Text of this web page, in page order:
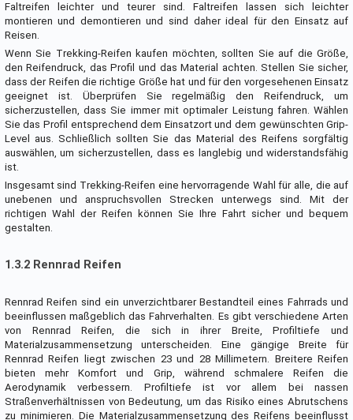
Faltreifen leichter und teurer sind. Faltreifen lassen sich leichter
montieren und demontieren und sind daher ideal für den Einsatz auf
Reisen.
Wenn Sie Trekking-Reifen kaufen möchten, sollten Sie auf die Größe,
den Reifendruck, das Profil und das Material achten. Stellen Sie sicher,
dass der Reifen die richtige Größe hat und für den vorgesehenen Einsatz
geeignet ist. Überprüfen Sie regelmäßig den Reifendruck, um
sicherzustellen, dass Sie immer mit optimaler Leistung fahren. Wählen
Sie das Profil entsprechend dem Einsatzort und dem gewünschten Grip-
Level aus. Schließlich sollten Sie das Material des Reifens sorgfältig
auswählen, um sicherzustellen, dass es langlebig und widerstandsfähig
ist.
Insgesamt sind Trekking-Reifen eine hervorragende Wahl für alle, die auf
unebenen und anspruchsvollen Strecken unterwegs sind. Mit der
richtigen Wahl der Reifen können Sie Ihre Fahrt sicher und bequem
gestalten.
1.3.2 Rennrad Reifen
Rennrad Reifen sind ein unverzichtbarer Bestandteil eines Fahrrads und
beeinflussen maßgeblich das Fahrverhalten. Es gibt verschiedene Arten
von Rennrad Reifen, die sich in ihrer Breite, Profiltiefe und
Materialzusammensetzung unterscheiden. Eine gängige Breite für
Rennrad Reifen liegt zwischen 23 und 28 Millimetern. Breitere Reifen
bieten mehr Komfort und Grip, während schmalere Reifen die
Aerodynamik verbessern. Profiltiefe ist vor allem bei nassen
Straßenverhältnissen von Bedeutung, um das Risiko eines Abrutschens
zu minimieren. Die Materialzusammensetzung des Reifens beeinflusst